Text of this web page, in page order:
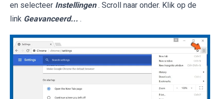
en selecteer Instellingen . Scroll naar onder. Klik op de
link Geavanceerd... .